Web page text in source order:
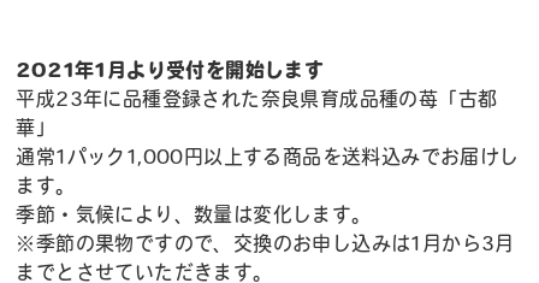
2021年1月より受付を開始します
平成23年に品種登録された奈良県育成品種の苺「古都
華」
通常1パック1,000円以上する商品を送料込みでお届けし
ます。
季節・気候により、数量は変化します。
※季節の果物ですので、交換のお申し込みは1月から3月
までとさせていただきます。